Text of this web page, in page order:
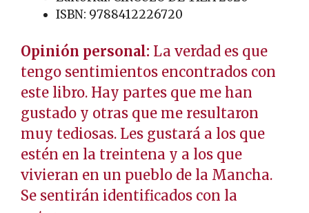
ISBN: 9788412226720
Opinión personal: La verdad es que
tengo sentimientos encontrados con
este libro. Hay partes que me han
gustado y otras que me resultaron
muy tediosas. Les gustará a los que
estén en la treintena y a los que
vivieran en un pueblo de la Mancha.
Se sentirán identificados con la